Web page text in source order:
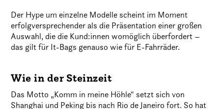
Der Hype um einzelne Modelle scheint im Moment
erfolgversprechender als die Präsentation einer großen
Auswahl, die die Kund:innen womöglich überfordert –
das gilt für It-Bags genauso wie für E-Fahrräder.
Wie in der Steinzeit
Das Motto „Komm in meine Höhle“ setzt sich von
Shanghai und Peking bis nach Rio de Janeiro fort. So hat